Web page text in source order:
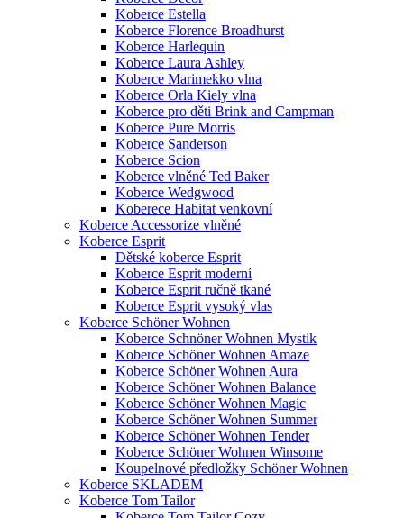
Koberce Estella
Koberce Florence Broadhurst
Koberce Harlequin
Koberce Laura Ashley
Koberce Marimekko vlna
Koberce Orla Kiely vlna
Koberce pro děti Brink and Campman
Koberce Pure Morris
Koberce Sanderson
Koberce Scion
Koberce vlněné Ted Baker
Koberce Wedgwood
Koberece Habitat venkovní
Koberce Accessorize vlněné
Koberce Esprit
Dětské koberce Esprit
Koberce Esprit moderní
Koberce Esprit ručně tkané
Koberce Esprit vysoký vlas
Koberce Schöner Wohnen
Koberce Schnöner Wohnen Mystik
Koberce Schöner Wohnen Amaze
Koberce Schöner Wohnen Aura
Koberce Schöner Wohnen Balance
Koberce Schöner Wohnen Magic
Koberce Schöner Wohnen Summer
Koberce Schöner Wohnen Tender
Koberce Schöner Wohnen Winsome
Koupelnové předložky Schöner Wohnen
Koberce SKLADEM
Koberce Tom Tailor